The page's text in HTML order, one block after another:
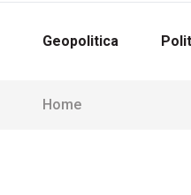
Geopolitica
Home